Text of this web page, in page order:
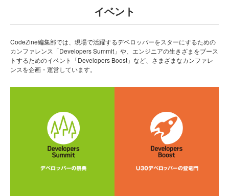
イベント
CodeZine編集部では、現場で活躍するデベロッパーをスターにするための
カンファレンス「Developers Summit」や、エンジニアの生きざまをブース
トするためのイベント「Developers Boost」など、さまざまなカンファレ
ンスを企画・運営しています。